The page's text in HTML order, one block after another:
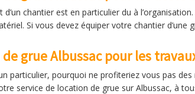
d’un chantier est en particulier du à
Si vous devez équiper votre chantier
grue Albussac pour les
particulier, pourquoi ne profiteriez vous pas
service de location de grue sur Albussac, à